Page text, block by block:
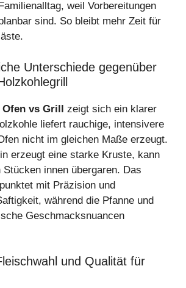
weil Vorbereitungen
sind. So bleibt mehr Zeit für
Unterschiede gegenüber
Ofen vs Grill zeigt sich ein klarer
liefert rauchige, intensivere
nicht im gleichen Maße erzeugt.
erzeugt eine starke Kruste, kann
innen übergaren. Das
mit Präzision und
während die Pfanne und
Geschmacksnuancen
und Qualität für